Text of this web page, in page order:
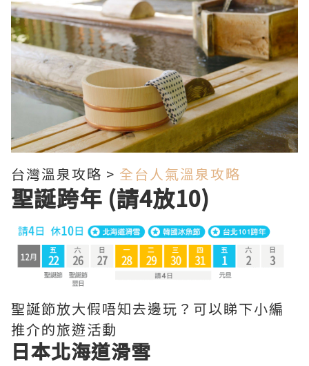
台灣溫泉攻略 > 全台人氣溫泉攻略
聖誕跨年 (請4放10)
聖誕節放大假唔知去邊玩？可以睇下小編
推介的旅遊活動
日本北海道滑雪